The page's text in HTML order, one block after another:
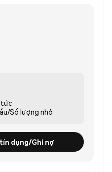
tức
Số lượng nhỏ
dụng/Ghi nợ